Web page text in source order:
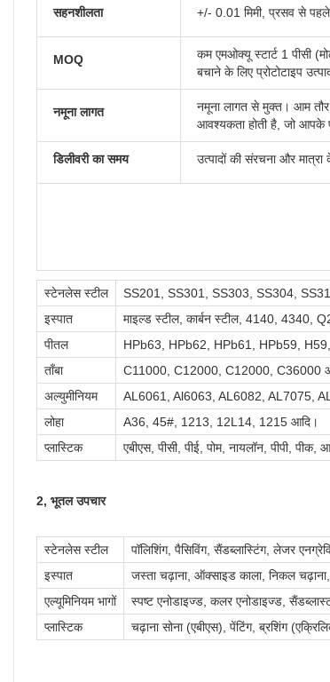
सहनशीलता +/- 0.01 मिमी, प्रसव से पहले
MOQ
कम एमओक्यू स्टार्ट 1 पीसी
बचाने के लिए प्रोटोटाइप
नमूना लागत
नमूना लागत से मुक्त। आम
आवश्यकता होती है, जो आपके
डिलीवरी का समय उत्पादों की संरचना और
स्टेनलेस स्टील
SS201, SS301, SS303, SS304,
इस्पात
माइल्ड स्टील, कार्बन स्टील, 4140, 4340,
पीतल
HPb63, HPb62, HPb61, HPb59,
ताँबा
C11000, C12000, C12000, C36000
अल्युमीनियम
AL6061, Al6063, AL6082, AL7075,
लोहा
A36, 45#, 1213, 12L14, 1215 आदि।
प्लास्टिक
एबीएस, पीसी, पीई, पोम, नायलॉन, पीपी, पीक,
2, भूतल उपचार
स्टेनलेस स्टील
पॉलिशिंग, पैसिविंग, सैंडब्लास्टिंग, लेजर
इस्पात
जस्ता चढ़ाना, ऑक्साइड काला, निकल चढ़ाना,
एल्यूमिनियम भागों
स्पष्ट एनोडाइज्ड, कलर एनोडाइज्ड,
प्लास्टिक
चढ़ाना सोना (एबीएस), पेंटिंग, ब्रशिंग